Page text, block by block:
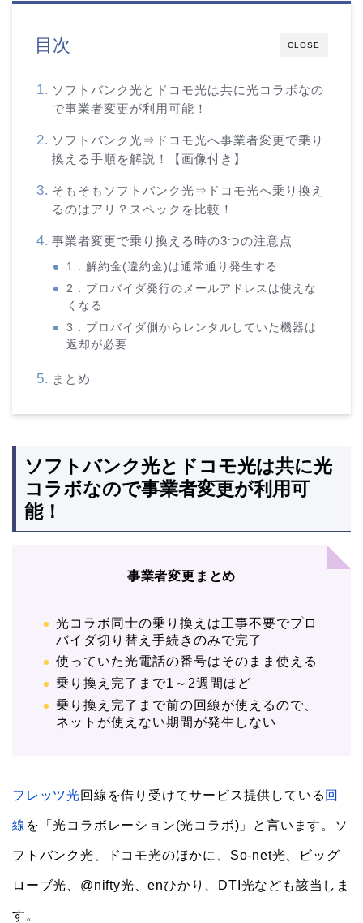
CLOSE
目次
ソフトバンク光とドコモ光は共に光コラボなの
で事業者変更が利用可能！
ソフトバンク光⇒ドコモ光へ事業者変更で乗り
換える手順を解説！【画像付き】
そもそもソフトバンク光⇒ドコモ光へ乗り換え
るのはアリ？スペックを比較！
事業者変更で乗り換える時の3つの注意点
1．解約金(違約金)は通常通り発生する
2．プロバイダ発行のメールアドレスは使えな
くなる
3．プロバイダ側からレンタルしていた機器は
返却が必要
まとめ
ソフトバンク光とドコモ光は共に光
コラボなので事業者変更が利用可
能！
事業者変更まとめ
光コラボ同士の乗り換えは工事不要でプロ
バイダ切り替え手続きのみで完了
使っていた光電話の番号はそのまま使える
乗り換え完了まで1～2週間ほど
乗り換え完了まで前の回線が使えるので、
ネットが使えない期間が発生しない
フレッツ光回線を借り受けてサービス提供している 回
線 を「光コラボレーション(光コラボ)」と言います。ソ
フトバンク光、ドコモ光のほかに、So-net光、ビッグ
ローブ光、@nifty光、enひかり、DTI光なども該当しま
す。